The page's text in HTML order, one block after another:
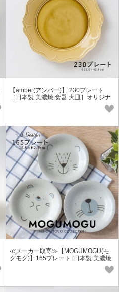
【amber(アンバー)】 230プレート
［日本製 美濃焼 食器 大皿］オリジナ
≪メーカー取寄≫【MOGUMOGU(モ
グモグ)】165プレート [日本製 美濃焼